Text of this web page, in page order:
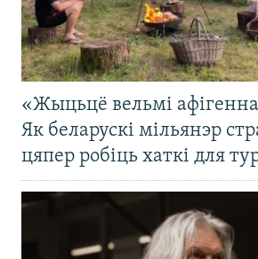
«Жыцьцё вельмі
Як беларускі мільянэр
цяпер робіць хаткі для